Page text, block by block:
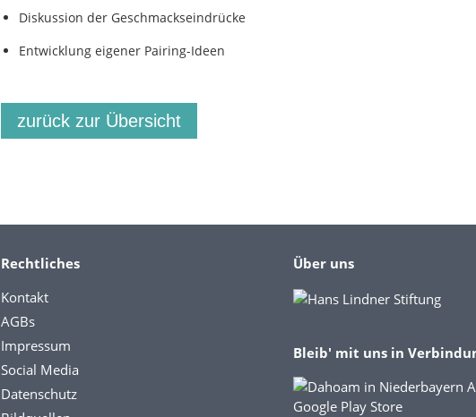
Diskussion der Geschmackseindrücke
Entwicklung eigener Pairing-Ideen
zurück zur Übersicht
Rechtliches
Kontakt
AGBs
Impressum
Social Media
Datenschutz
Über uns
Bleib' mit uns in